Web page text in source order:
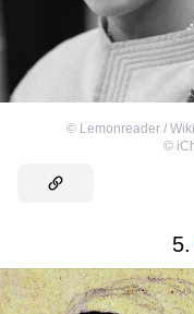
© Lemonreader /
©
5.